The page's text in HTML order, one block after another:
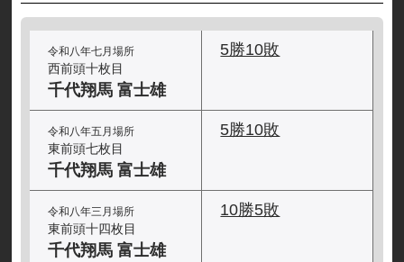
令和八年七月場所
西前頭十枚目
千代翔馬 富士雄
5勝10敗
令和八年五月場所
東前頭七枚目
千代翔馬 富士雄
5勝10敗
令和八年三月場所
東前頭十四枚目
千代翔馬 富士雄
10勝5敗